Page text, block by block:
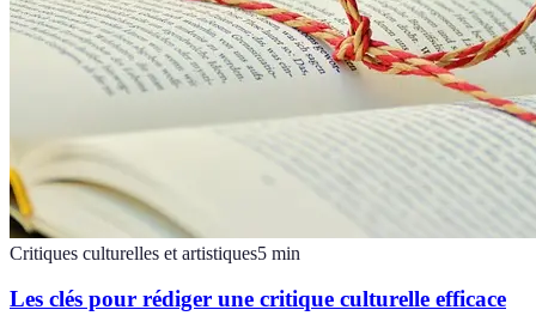
Critiques culturelles et artistiques5 min
Les clés pour rédiger une critique culturelle efficace